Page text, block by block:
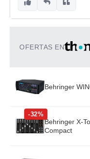
OFERTAS EN
Behringer
-32%
Behringer X-
Compact